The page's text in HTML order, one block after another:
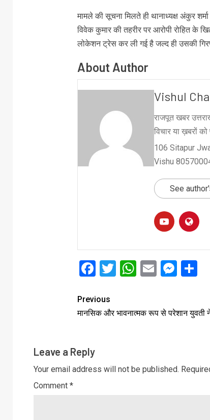
मामले की सूचना मिलते ही थानाध्यक्ष अंकुर
विवेक कुमार की तहरीर पर आरोपी रोहित के
लोकेशन ट्रेस कर ली गई है जल्द ही उसकी
About Author
Vishul
राजपूत खबर
विचार या ख़बरों
106 Sitapur
Vishu
See
Facebook
Twitter
WhatsApp
Email
Previous
मानसिक और भावनात्मक रूप से परेशान युवती
Leave a Reply
Your email address will not be published.
Comment *